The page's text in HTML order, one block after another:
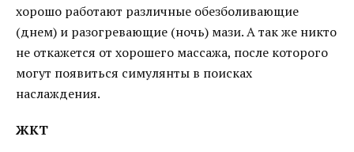
хорошо работают различные обезболивающие
(днем) и разогревающие (ночь) мази. А так же никто
не откажется от хорошего массажа, после которого
могут появиться симулянты в поисках
наслаждения.
ЖКТ